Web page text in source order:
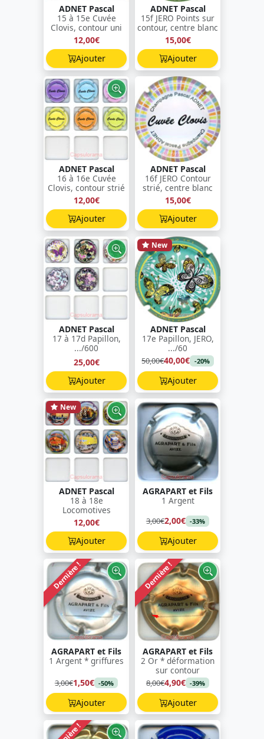
ADNET Pascal
15 à 15e Cuvée
Clovis, contour uni
12,00€
Ajouter
ADNET Pascal
15f JERO Points sur
contour, centre blanc
15,00€
Ajouter
ADNET Pascal
16 à 16e Cuvée
Clovis, contour strié
12,00€
Ajouter
ADNET Pascal
16f JERO Contour
strié, centre blanc
15,00€
Ajouter
ADNET Pascal
17 à 17d Papillon,
.../600
25,00€
Ajouter
New
ADNET Pascal
17e Papillon, JERO,
.../60
50,00€40,00€ -20%
Ajouter
New
ADNET Pascal
18 à 18e
Locomotives
12,00€
Ajouter
AGRAPART et Fils
1 Argent
3,00€2,00€ -33%
Ajouter
Dernière !
AGRAPART et Fils
1 Argent * griffures
3,00€1,50€ -50%
Ajouter
Dernière !
AGRAPART et Fils
2 Or * déformation
sur contour
8,00€4,90€ -39%
Ajouter